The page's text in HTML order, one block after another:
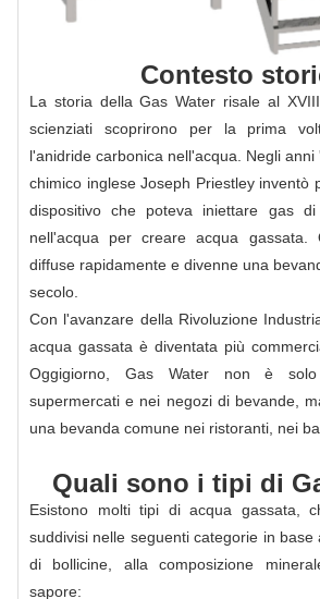
Contesto
La storia della Gas Water risale al
scienziati scoprirono per la prima
l'anidride carbonica nell'acqua. Negli
chimico inglese Joseph Priestley inventò
dispositivo che poteva iniettare gas di
nell'acqua per creare acqua gassata.
diffuse rapidamente e divenne una
secolo.
Con l'avanzare della Rivoluzione
acqua gassata è diventata più
Oggigiorno, Gas Water non è solo
supermercati e nei negozi di bevande,
una bevanda comune nei ristoranti, nei
Quali sono i tipi di
Esistono molti tipi di acqua gassata,
suddivisi nelle seguenti categorie in base
di bollicine, alla composizione
sapore: